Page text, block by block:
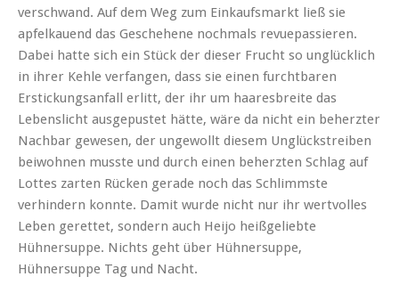
verschwand. Auf dem Weg zum Einkaufsmarkt ließ sie
apfelkauend das Geschehene nochmals revuepassieren.
Dabei hatte sich ein Stück der dieser Frucht so unglücklich
in ihrer Kehle verfangen, dass sie einen furchtbaren
Erstickungsanfall erlitt, der ihr um haaresbreite das
Lebenslicht ausgepustet hätte, wäre da nicht ein beherzter
Nachbar gewesen, der ungewollt diesem Unglückstreiben
beiwohnen musste und durch einen beherzten Schlag auf
Lottes zarten Rücken gerade noch das Schlimmste
verhindern konnte. Damit wurde nicht nur ihr wertvolles
Leben gerettet, sondern auch Heijo heißgeliebte
Hühnersuppe. Nichts geht über Hühnersuppe,
Hühnersuppe Tag und Nacht.